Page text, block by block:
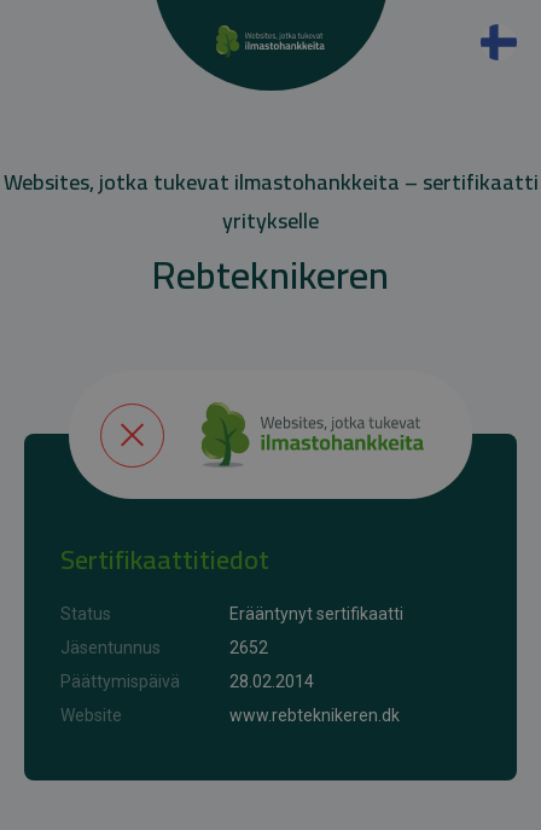
Websites, jotka tukevat ilmastohankkeita – sertifikaatti
yritykselle
Rebteknikeren
Sertifikaattitiedot
Status
Erääntynyt sertifikaatti
Jäsentunnus
2652
Päättymispäivä
28.02.2014
Website
www.rebteknikeren.dk